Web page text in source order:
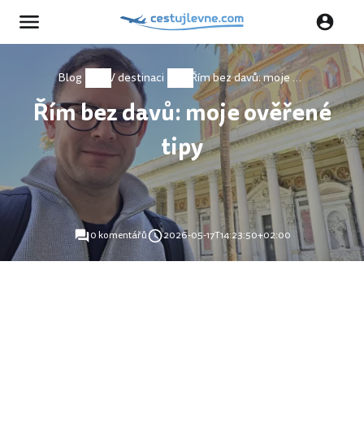
Blog V destinaci Řím bez davů: moje ověřené tipy
Řím bez davů: moje ověřené
tipy
0 komentářů 2026-05-17T14:23:50+02:00